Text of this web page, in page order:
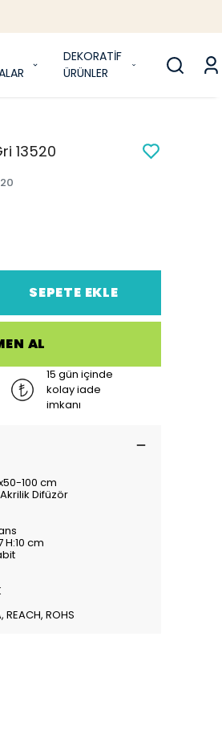
DEKORATİF
ÜRÜNLER
13520
SEPETE EKLE
AL
15 gün içinde
kolay iade
imkanı
100 cm
Difüzör
H:10 cm
REACH, ROHS